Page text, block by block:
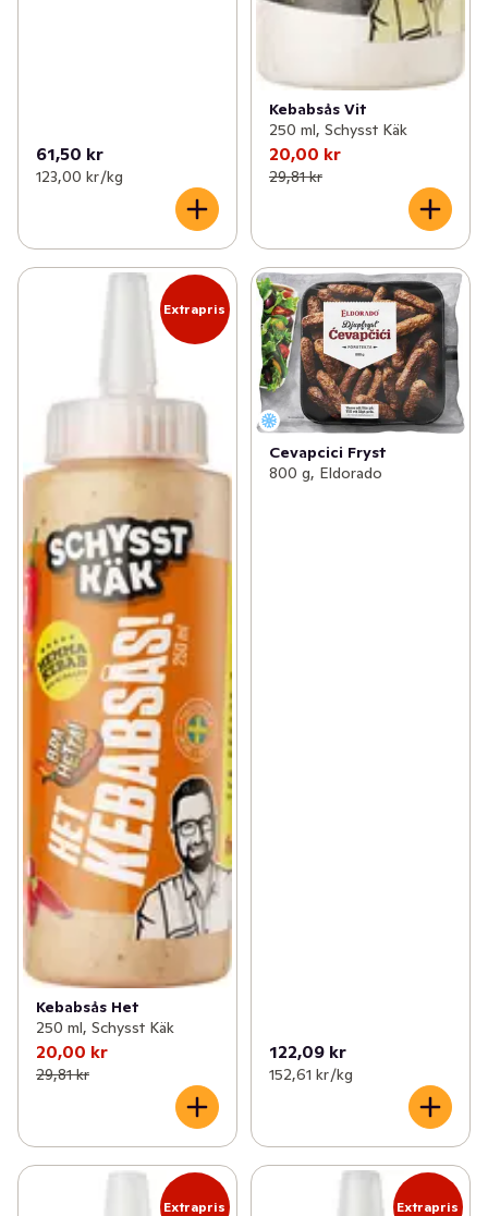
61,50 kr
123,00 kr /kg
Kebabsås Vit
250 ml, Schysst Käk
20,00 kr
29,81 kr
Extrapris
Kebabsås Het
250 ml, Schysst Käk
20,00 kr
29,81 kr
Cevapcici Fryst
800 g, Eldorado
122,09 kr
152,61 kr /kg
Extrapris Extrapris